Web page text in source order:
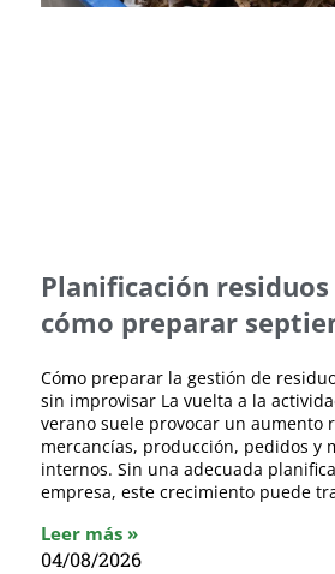
Planificación
cómo preparar
Cómo preparar la gestión de
sin improvisar La vuelta a la
verano suele provocar un aumento
mercancías, producción, pedidos y
internos. Sin una adecuada
empresa, este crecimiento puede
Leer más »
04/08/2026